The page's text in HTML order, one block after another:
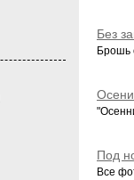
Без
Брошь
Под
Все